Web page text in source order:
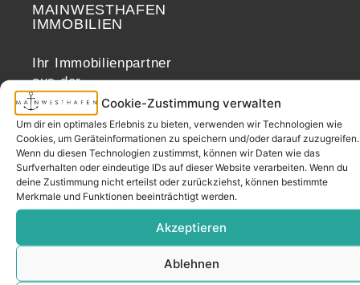
Cookie-Zustimmung verwalten
Um dir ein optimales Erlebnis zu bieten, verwenden wir Technologien wie
Cookies, um Geräteinformationen zu speichern und/oder darauf zuzugreifen.
Wenn du diesen Technologien zustimmst, können wir Daten wie das
Surfverhalten oder eindeutige IDs auf dieser Website verarbeiten. Wenn du
deine Zustimmung nicht erteilst oder zurückziehst, können bestimmte
Merkmale und Funktionen beeinträchtigt werden.
Akzeptieren
Ablehnen
MAINWESTHAFEN
IMMOBILIEN
Ihr Immobilienpartner
aus der
Nachbarschaft.
– seit 2017.
KONTAKT
Adresse
Mainwesthafen Immobilien Speicherstraße 5
60327 Frankfurt